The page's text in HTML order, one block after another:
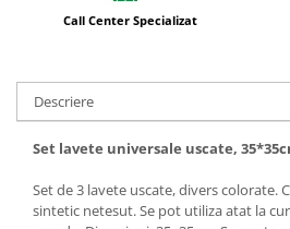
Call Center Specializat
Descriere
Set lavete universale uscate,
Set de 3 lavete uscate, divers colorate.
sintetic netesut. Se pot utiliza atat la